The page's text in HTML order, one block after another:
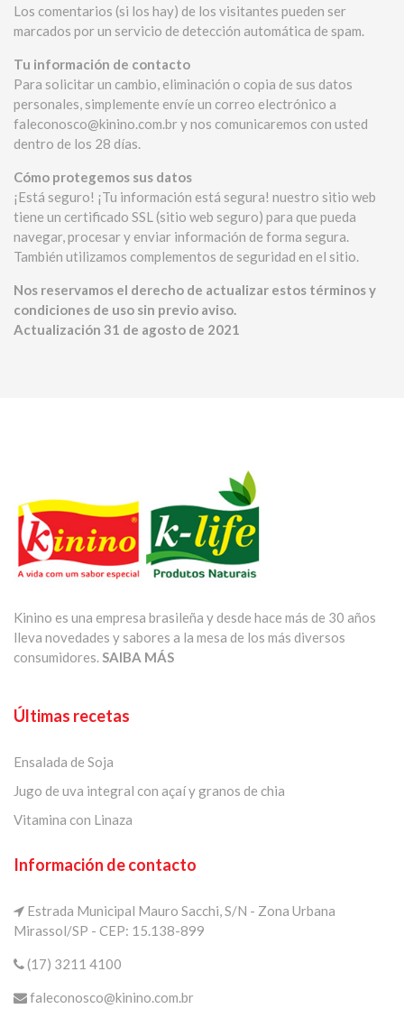
Los comentarios (si los hay) de los visitantes pueden ser
marcados por un servicio de detección automática de spam.
Tu información de contacto
Para solicitar un cambio, eliminación o copia de sus datos
personales, simplemente envíe un correo electrónico a
faleconosco@kinino.com.br y nos comunicaremos con usted
dentro de los 28 días.
Cómo protegemos sus datos
¡Está seguro! ¡Tu información está segura! nuestro sitio web
tiene un certificado SSL (sitio web seguro) para que pueda
navegar, procesar y enviar información de forma segura.
También utilizamos complementos de seguridad en el sitio.
Nos reservamos el derecho de actualizar estos términos y
condiciones de uso sin previo aviso.
Actualización 31 de agosto de 2021
Kinino es una empresa brasileña y desde hace más de 30 años
lleva novedades y sabores a la mesa de los más diversos
consumidores.SAIBA MÁS
Últimas recetas
Ensalada de Soja
Jugo de uva integral con açaí y granos de chia
Vitamina con Linaza
Información de contacto
Estrada Municipal Mauro Sacchi, S/N - Zona Urbana
Mirassol/SP - CEP: 15.138-899
(17) 3211 4100
faleconosco@kinino.com.br